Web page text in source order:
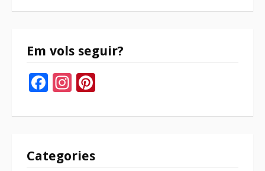
bloc
Em vols seguir?
Facebook
Instagram
Categories